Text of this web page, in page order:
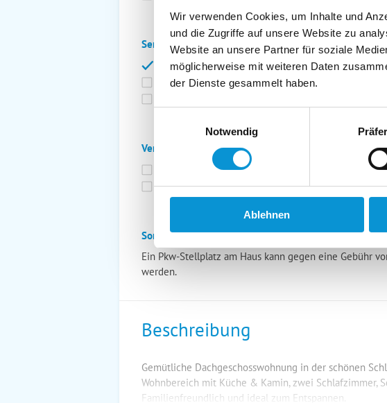
Wir verwenden Cookies, um Inhalte und
und die Zugriffe auf unsere Website zu
Website an unsere Partner für soziale
möglicherweise mit weiteren Daten
der Dienste gesammelt haben.
Notwendig
Ablehnen
Service:
Bettwäsche inkl.
Geschirrtücher inkl.
Fahrräder
Strandkorb am
Verpflegung:
Brötchenservice
Frühstück möglich
Vollpension möglich
Sonstiges:
Ein Pkw-Stellplatz am Haus kann gegen eine Gebühr
werden.
Beschreibung
Gemütliche Dachgeschosswohnung in der schönen
Wohnbereich mit Küche & Kamin, zwei Schlafzimmer,
Familienfreundlich und ideal zum Entspannen.